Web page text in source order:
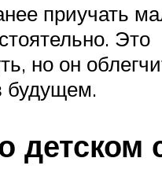
приучать
Это
но он
будущем.